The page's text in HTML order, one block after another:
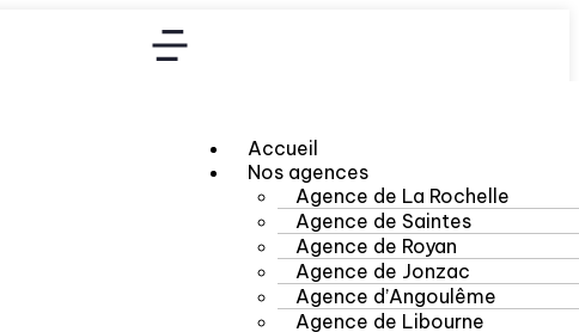
Accueil
Nos agences
Agence de La Rochelle
Agence de Saintes
Agence de Royan
Agence de Jonzac
Agence d’Angoulême
Agence de Libourne